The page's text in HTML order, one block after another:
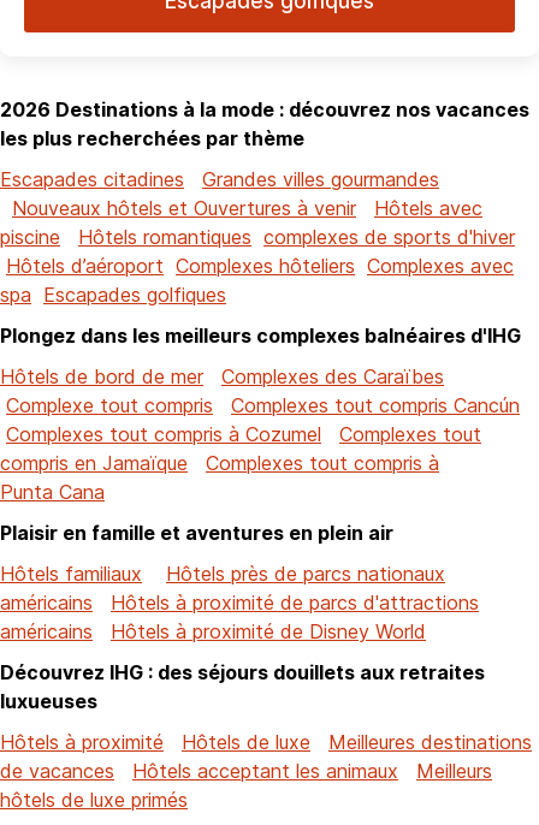
2026 Destinations à la mode : découvrez nos vacances
les plus recherchées par thème
Escapades citadines
Grandes villes gourmandes
Nouveaux hôtels et Ouvertures à venir
Hôtels avec
piscine
Hôtels romantiques complexes de sports d'hiver
Hôtels d’aéroport Complexes hôteliers Complexes avec
spa Escapades golfiques
Plongez dans les meilleurs complexes balnéaires d'IHG
Hôtels de bord de mer
Complexes des Caraïbes
Complexe tout compris
Complexes tout compris Cancún
Complexes tout compris à Cozumel
Complexes tout
compris en Jamaïque
Complexes tout compris à
Punta Cana
Plaisir en famille et aventures en plein air
Hôtels familiaux
Hôtels près de parcs nationaux
américains
Hôtels à proximité de parcs d'attractions
américains
Hôtels à proximité de Disney World
Découvrez IHG : des séjours douillets aux retraites
luxueuses
Hôtels à proximité
Hôtels de luxe
Meilleures destinations
de vacances
Hôtels acceptant les animaux
Meilleurs
hôtels de luxe primés